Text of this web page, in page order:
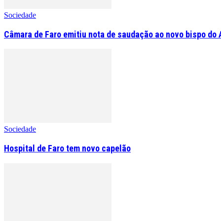
Sociedade
Câmara de Faro emitiu nota de saudação ao novo bispo do
Sociedade
Hospital de Faro tem novo capelão